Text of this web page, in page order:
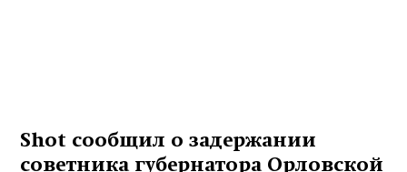
Shot сообщил о задержании
советника губернатора Орловской